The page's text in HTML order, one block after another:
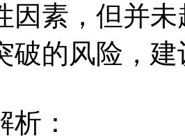
因素，但并
破的风险，
：